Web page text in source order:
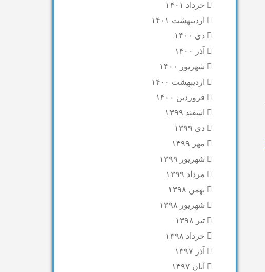
خرداد ۱۴۰۱
اردیبهشت ۱۴۰۱
دی ۱۴۰۰
آذر ۱۴۰۰
شهریور ۱۴۰۰
اردیبهشت ۱۴۰۰
فروردین ۱۴۰۰
اسفند ۱۳۹۹
دی ۱۳۹۹
مهر ۱۳۹۹
شهریور ۱۳۹۹
مرداد ۱۳۹۹
بهمن ۱۳۹۸
شهریور ۱۳۹۸
تیر ۱۳۹۸
خرداد ۱۳۹۸
آذر ۱۳۹۷
آبان ۱۳۹۷